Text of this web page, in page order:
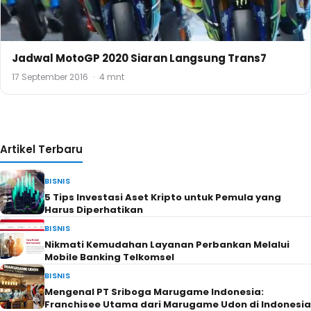
Jadwal MotoGP 2020 Siaran Langsung Trans7
17 September 2016 · 4 mnt
Artikel Terbaru
BISNIS
5 Tips Investasi Aset Kripto untuk Pemula yang
Harus Diperhatikan
BISNIS
Nikmati Kemudahan Layanan Perbankan Melalui
Mobile Banking Telkomsel
BISNIS
Mengenal PT Sriboga Marugame Indonesia:
Franchisee Utama dari Marugame Udon di Indonesia